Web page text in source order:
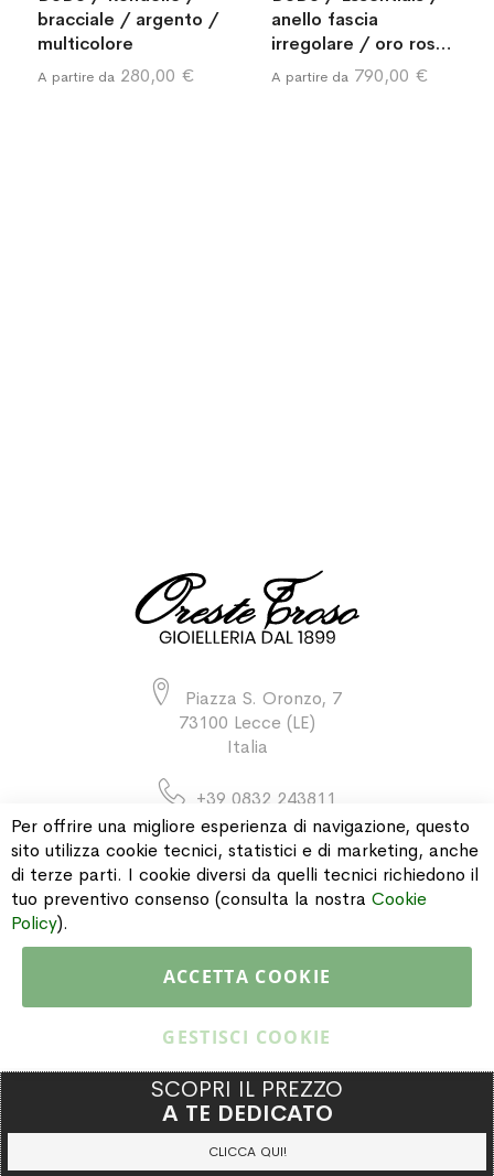
bracciale / argento /
multicolore
A partire da 280,00 €
anello fascia
irregolare / oro rosa
9 kt
A partire da 790,00 €
Piazza S. Oronzo, 7
73100 Lecce (LE)
Italia
+39 0832 243811
INFORMAZIONI
Copyright © 2015 Gioielleria Oreste Troso. All rights reserved. P. IVA
IT02064590751
Per offrire una migliore esperienza di navigazione, questo
sito utilizza cookie tecnici, statistici e di marketing, anche
di terze parti. I cookie diversi da quelli tecnici richiedono il
tuo preventivo consenso (consulta la nostra Cookie
Policy).
ACCETTA COOKIE
GESTISCI COOKIE
SCOPRI IL PREZZO
A TE DEDICATO
CLICCA QUI!